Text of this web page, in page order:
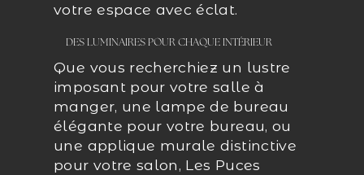
votre espace avec éclat.
DES LUMINAIRES POUR CHAQUE INTÉRIEUR
Que vous recherchiez un lustre
imposant pour votre salle à
manger, une lampe de bureau
élégante pour votre bureau, ou
une applique murale distinctive
pour votre salon, Les Puces